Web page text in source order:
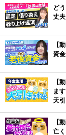
ど
丈
【
資
【
ま
天
【
亡